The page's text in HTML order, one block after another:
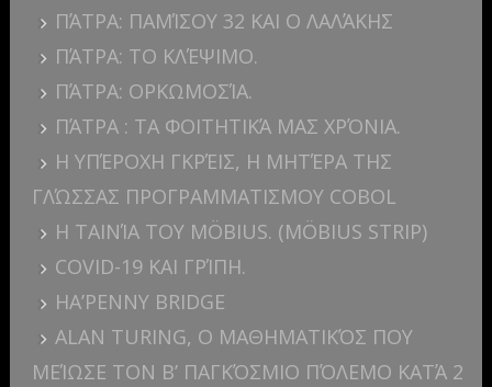
ΠΆΤΡΑ: ΠΑΜΊΣΟΥ 32 ΚΑΙ Ο ΛΑΛΆΚΗΣ
ΠΆΤΡΑ: ΤΟ ΚΛΈΨΙΜΟ.
ΠΆΤΡΑ: ΟΡΚΩΜΟΣΊΑ.
ΠΆΤΡΑ : ΤΑ ΦΟΙΤΗΤΙΚΆ ΜΑΣ ΧΡΌΝΙΑ.
Η ΥΠΈΡΟΧΗ ΓΚΡΈΙΣ, Η ΜΗΤΈΡΑ ΤΗΣ
ΓΛΏΣΣΑΣ ΠΡΟΓΡΑΜΜΑΤΙΣΜΟΥ COBOL
Η ΤΑΙΝΊΑ ΤΟΥ MÖBIUS. (MÖBIUS STRIP)
COVID-19 ΚΑΙ ΓΡΊΠΗ.
HA’PENNY BRIDGE
ALAN TURING, Ο ΜΑΘΗΜΑΤΙΚΌΣ ΠΟΥ
ΜΕΊΩΣΕ ΤΟΝ Β’ ΠΑΓΚΌΣΜΙΟ ΠΌΛΕΜΟ ΚΑΤΆ 2